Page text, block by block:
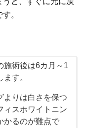
。
施術後は6カ月～1
す。
よりは白さを保つ
ィスホワイトニン
かるのが難点で